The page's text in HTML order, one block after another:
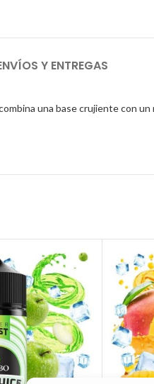
Y ENTREGAS
una base crujiente con